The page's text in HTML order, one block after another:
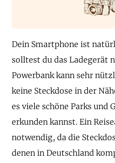
Dein Smartphone ist
solltest du das Ladegerät
Powerbank kann sehr
keine Steckdose in der
es viele schöne Parks und
erkunden kannst. Ein
notwendig, da die
denen in Deutschland